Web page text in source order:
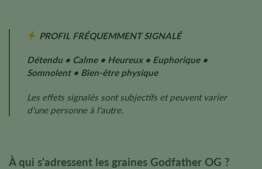
PROFIL FRÉQUEMMENT SIGNALÉ
Détendu • Calme • Heureux • Euphorique •
Somnolent • Bien-être physique
Les effets signalés sont subjectifs et peuvent varier
d'une personne à l'autre.
À qui s'adressent les graines Godfather OG ?